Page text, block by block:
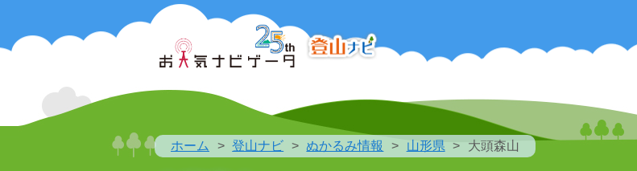
ホーム 登山ナビ ぬかるみ情報 山形県 大頭森山